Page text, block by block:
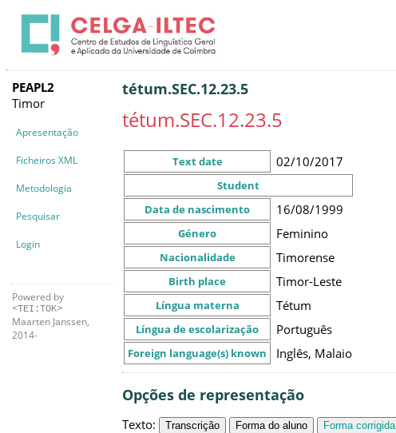
PEAPL2
Timor
Apresentação
Ficheiros XML
Metodologia
Pesquisar
Login
Powered by
<TEI:TOK>
Maarten Janssen,
2014-
tétum.SEC.12.23.5
tétum.SEC.12.23.5
Text date 02/10/2017
Student
Data de nascimento
16/08/1999
Género Feminino
Nacionalidade Timorense
Birth place Timor-Leste
Língua materna Tétum
Língua de escolarização Português
Foreign language(s) known Inglês, Malaio
Opções de representação
Texto: Transcrição Forma do aluno Forma corrigida